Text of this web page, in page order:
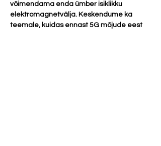
võimendama enda ümber isiklikku
elektromagnetvälja. Keskendume ka
teemale, kuidas ennast 5G mõjude eest